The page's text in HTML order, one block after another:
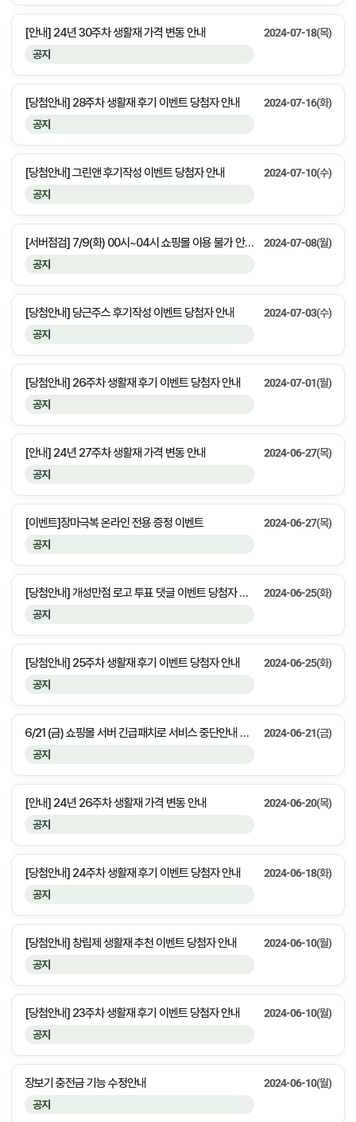
공지
[안내] 24년 30주차 생활재 가격 변동 안내 2024-07-18(목)
공지
[당첨안내] 28주차 생활재 후기 이벤트 당첨자 안내 2024-07-16(화)
공지
[당첨안내] 그린앤 후기작성 이벤트 당첨자 안내 2024-07-10(수)
공지
[서버점검] 7/9(화) 00시~04시 쇼핑몰 이용 불가 안내&서비스 오류 안내 2024-07-08(월)
공지
[당첨안내] 당근주스 후기작성 이벤트 당첨자 안내 2024-07-03(수)
공지
[당첨안내] 26주차 생활재 후기 이벤트 당첨자 안내 2024-07-01(월)
공지
[안내] 24년 27주차 생활재 가격 변동 안내 2024-06-27(목)
공지
[이벤트]장마극복 온라인 전용 증정 이벤트 2024-06-27(목)
공지
[당첨안내] 개성만점 로고 투표 댓글 이벤트 당첨자 안내 2024-06-25(화)
공지
[당첨안내] 25주차 생활재 후기 이벤트 당첨자 안내 2024-06-25(화)
공지
6/21 (금) 쇼핑몰 서버 긴급패치로 서비스 중단안내 23:30 ~ 00:00 [약 30분 예상] 2024-06-21(금)
공지
[안내] 24년 26주차 생활재 가격 변동 안내 2024-06-20(목)
공지
[당첨안내] 24주차 생활재 후기 이벤트 당첨자 안내 2024-06-18(화)
공지
[당첨안내] 창립제 생활재 추천 이벤트 당첨자 안내 2024-06-10(월)
공지
[당첨안내] 23주차 생활재 후기 이벤트 당첨자 안내 2024-06-10(월)
공지
장보기 충전금 기능 수정안내 2024-06-10(월)